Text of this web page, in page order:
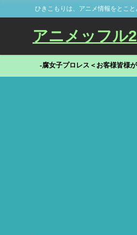
ひきこもりは、アニメ情報をとこ
アニメッフル
-腐女子プロレス＜お客様皆様